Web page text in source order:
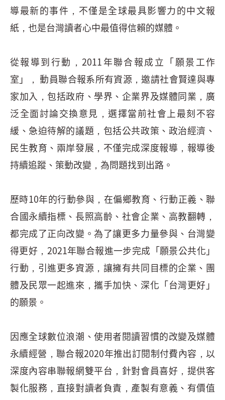
導最新的事件，不僅是全球最具影響力的中文報
紙，也是台灣讀者心中最值得信賴的媒體。
從報導到行動，2011年聯合報成立「願景工作
室」， 動員聯合報系所有資源，邀請社會賢達與專
家加入，包括政府、學界、企業界及媒體同業，廣
泛全面討論交換意見，選擇當前社會上最刻不容
緩、急迫待解的議題，包括公共政策、政治經濟、
民生教育、兩岸發展，不僅完成深度報導，報導後
持續追蹤、策動改變，為問題找到出路。
歷時10年的行動參與，在偏鄉教育、行動正義、聯
合國永續指標、長照高齡、社會企業、高教翻轉，
都完成了正向改變。為了讓更多力量參與、台灣變
得更好，2021年聯合報進一步完成「願景公共化」
行動，引進更多資源，讓擁有共同目標的企業、團
體及民眾一起進來，攜手加快、深化「台灣更好」
的願景。
因應全球數位浪潮、使用者閱讀習慣的改變及媒體
永續經營，聯合報2020年推出訂閱制付費內容，以
深度內容串聯報網雙平台，針對會員喜好，提供客
製化服務，直接對讀者負責，產製有意義、有價值